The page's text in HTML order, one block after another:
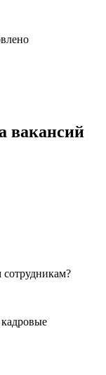
вакансий